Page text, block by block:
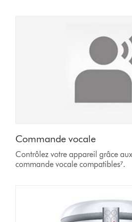
Commande vocale
Contrôlez votre appareil grâce
commande vocale compatibles⁷.